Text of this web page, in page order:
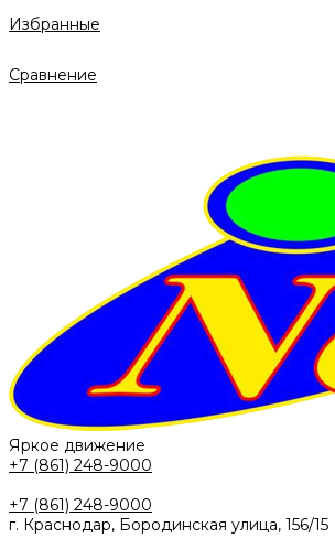
Избранные
Сравнение
Яркое движение
+7 (861) 248-9000
+7 (861) 248-9000
г. Краснодар, Бородинская улица, 156/15